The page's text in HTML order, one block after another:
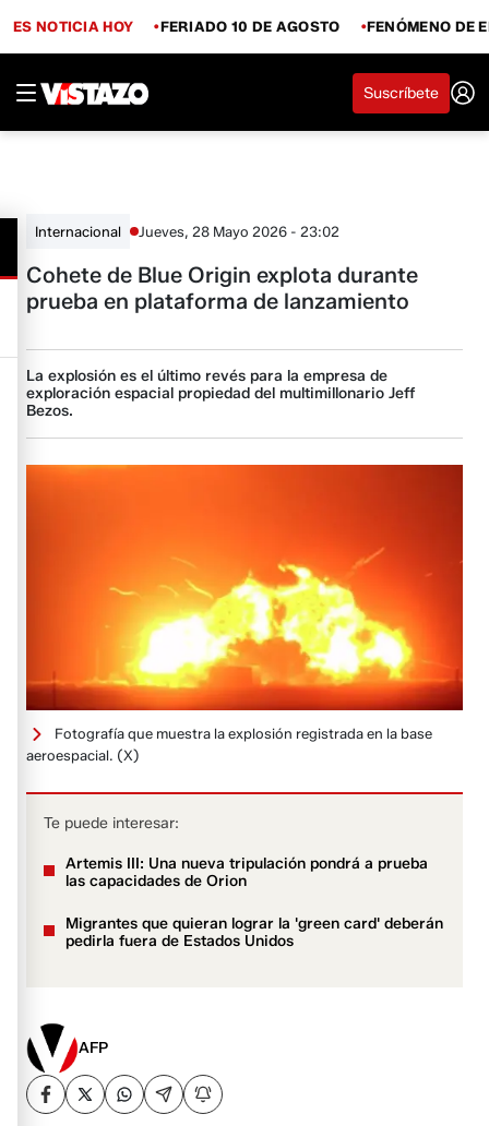
ES NOTICIA HOY FERIADO 10 DE AGOSTO FENÓMENO DE
Suscríbete
Internacional Jueves, 28 Mayo 2026 - 23:02
Cohete de Blue Origin explota durante
prueba en plataforma de lanzamiento
La explosión es el último revés para la empresa de
exploración espacial propiedad del multimillonario Jeff
Bezos.
Fotografía que muestra la explosión registrada en la base
aeroespacial. (X)
Te puede interesar:
Artemis III: Una nueva tripulación pondrá a prueba
las capacidades de Orion
Migrantes que quieran lograr la 'green card' deberán
pedirla fuera de Estados Unidos
AFP